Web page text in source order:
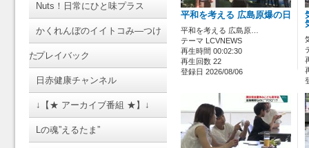
Nuts！日常にひと味プラス
かくれんぼのイイトコみ―つけ
たプレイバック
日赤健康チャンネル
↓【★ アーカイブ番組 ★】↓
Lの魂”えるたま”
平和を考える 広島原爆の日
平和を考える 広島原…
テーマ LCVNEWS
再生時間 00:02:30
再生回数 22
登録日 2026/08/06